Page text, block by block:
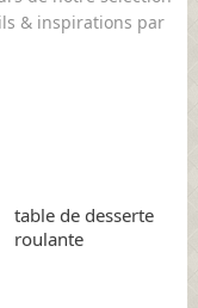
& inspirations par
table de desserte
roulante